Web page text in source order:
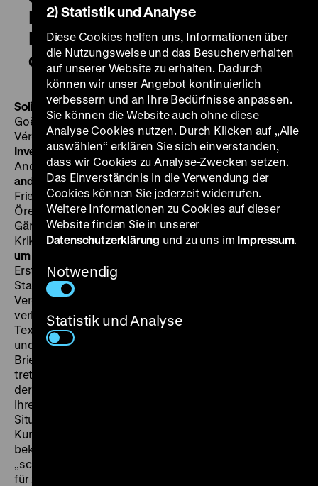
Inventur Metzstraße 11 / Frau
Kutzer und andere Bewohner
der Naunynstraße
Soliloque 2 – La BarbarieBRD/CH 1982, R: Véronique
Goël, K: Alain Grandchamp, José-Michel Bühler,
Véronique Goël, T: Luc Yersin, 20'·Blu-ray, OmeU
Inventur Metzstraße 11BRD 1975, R/B: Želimir Žilnik, K:
Andrej Popovic, 9‘·Digital SD, OmeU Frau Kutzer und
andere Bewohner der NaunynstraßeBRD 1973, R:
Friedrich Zimmermann / Berliner Werkstatt, B: Aras
Ören, K: Horst Kandeler, D: Dorothea Tiess, Claus
Gärtner, Peter Kock, Tuncel Kurtiz, Renate Koehler,
Krikor Melikyan, Güner Yüreklik, 55‘· Digital SD DI 11.09.
um 20 Uhr
Erstbegegnung mit West-Berlin, einer eingemauerten
Stadt, die Véronique Goël als eine weltferne Insel des
Vergessens erlebt hat. Die Schweizer Filmemacherin
verbindet eine Serie langer Travelling Shots mit
Textfragmenten, die zwischen weltpolitischen Themen
und persönlichen Reminiszenzen einer
Briefschreiberin oszillieren. In
treten die Bewohner eines Münchener Mietshauses
der Reihe nach vor die Kamera und stellen sich und
ihre Lebensumstände kurz vor. Die karge
Situationskomik ist typisch für die
Kurzdokumentationen von Želimir Žilnik, der zu den
bekanntesten Exponenten der jugoslawischen
„schwarzen Welle“ gehörte und Mitte der 1970er Jahre
für zwei Jahre in der Bundesrepublik lebte. 1973
2) Statistik und Analyse
Diese Cookies helfen uns, Informationen über
die Nutzungsweise und das Besucherverhalten
auf unserer Website zu erhalten. Dadurch
können wir unser Angebot kontinuierlich
verbessern und an Ihre Bedürfnisse anpassen.
Sie können die Website auch ohne diese
Analyse Cookies nutzen. Durch Klicken auf „Alle
auswählen“ erklären Sie sich einverstanden,
dass wir Cookies zu Analyse-Zwecken setzen.
Das Einverständnis in die Verwendung der
Cookies können Sie jederzeit widerrufen.
Weitere Informationen zu Cookies auf dieser
Website finden Sie in unserer
Datenschutzerklärung und zu uns im Impressum.
Notwendig
Statistik und Analyse